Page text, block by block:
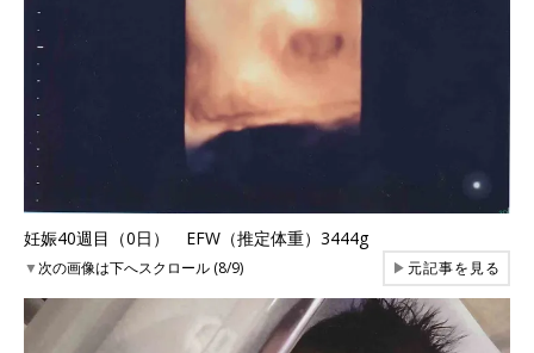
妊娠40週目（0日） EFW（推定体重）3444g
▼次の画像は下へスクロール (8/9) ▶元記事を見る